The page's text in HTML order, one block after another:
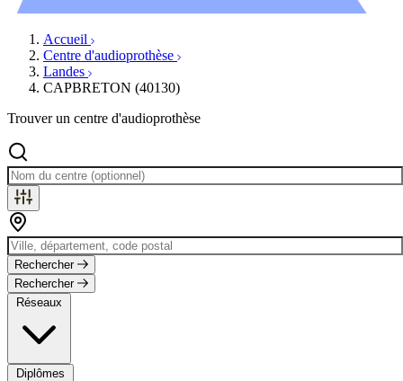
Accueil
Centre d'audioprothèse
Landes
CAPBRETON (40130)
Trouver un centre d'audioprothèse
Rechercher
Rechercher
Réseaux
Diplômes